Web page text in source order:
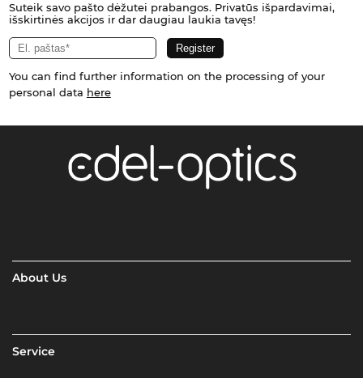
Suteik savo pašto dėžutei prabangos. Privatūs išpardavimai,
išskirtinės akcijos ir dar daugiau laukia tavęs!
You can find further information on the processing of your
personal data here
About Us
Service